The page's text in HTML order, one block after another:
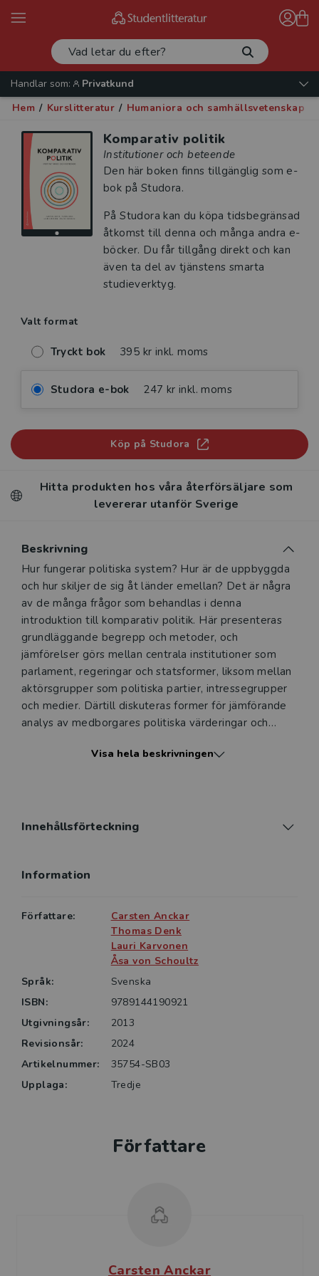
Handlar som:
Privatkund
Hem / Kurslitteratur / Humaniora och samhällsvetenskap
Komparativ politik
Institutioner och beteende
Den här boken finns tillgänglig som e-
bok på Studora.
På Studora kan du köpa tidsbegränsad
åtkomst till denna och många andra e-
böcker. Du får tillgång direkt och kan
även ta del av tjänstens smarta
studieverktyg.
Valt format
Tryckt bok 395 kr inkl. moms
Studora e-bok 247 kr inkl. moms
Köp på Studora
Hitta produkten hos våra återförsäljare som
levererar utanför Sverige
Beskrivning
Beskrivning
Hur fungerar politiska system? Hur är de uppbyggda
och hur skiljer de sig åt länder emellan? Det är några
av de många frågor som behandlas i denna
introduktion till komparativ politik. Här presenteras
grundläggande begrepp och metoder, och
jämförelser görs mellan centrala institutioner som
parlament, regeringar och statsformer, liksom mellan
aktörsgrupper som politiska partier, intressegrupper
och medier. Därtill diskuteras former för jämförande
analys av medborgares politiska värderingar och
upplaga har de globala översikterna uppdaterats,
statsvetenskap.
Visa hela beskrivningen
Innehållsförteckning
Information
Författare:
Carsten Anckar
Thomas Denk
Lauri Karvonen
Åsa von Schoultz
Språk:
Svenska
ISBN:
9789144190921
Utgivningsår:
2013
Revisionsår:
2024
Artikelnummer:
35754-SB03
Upplaga:
Tredje
Författare
Carsten Anckar